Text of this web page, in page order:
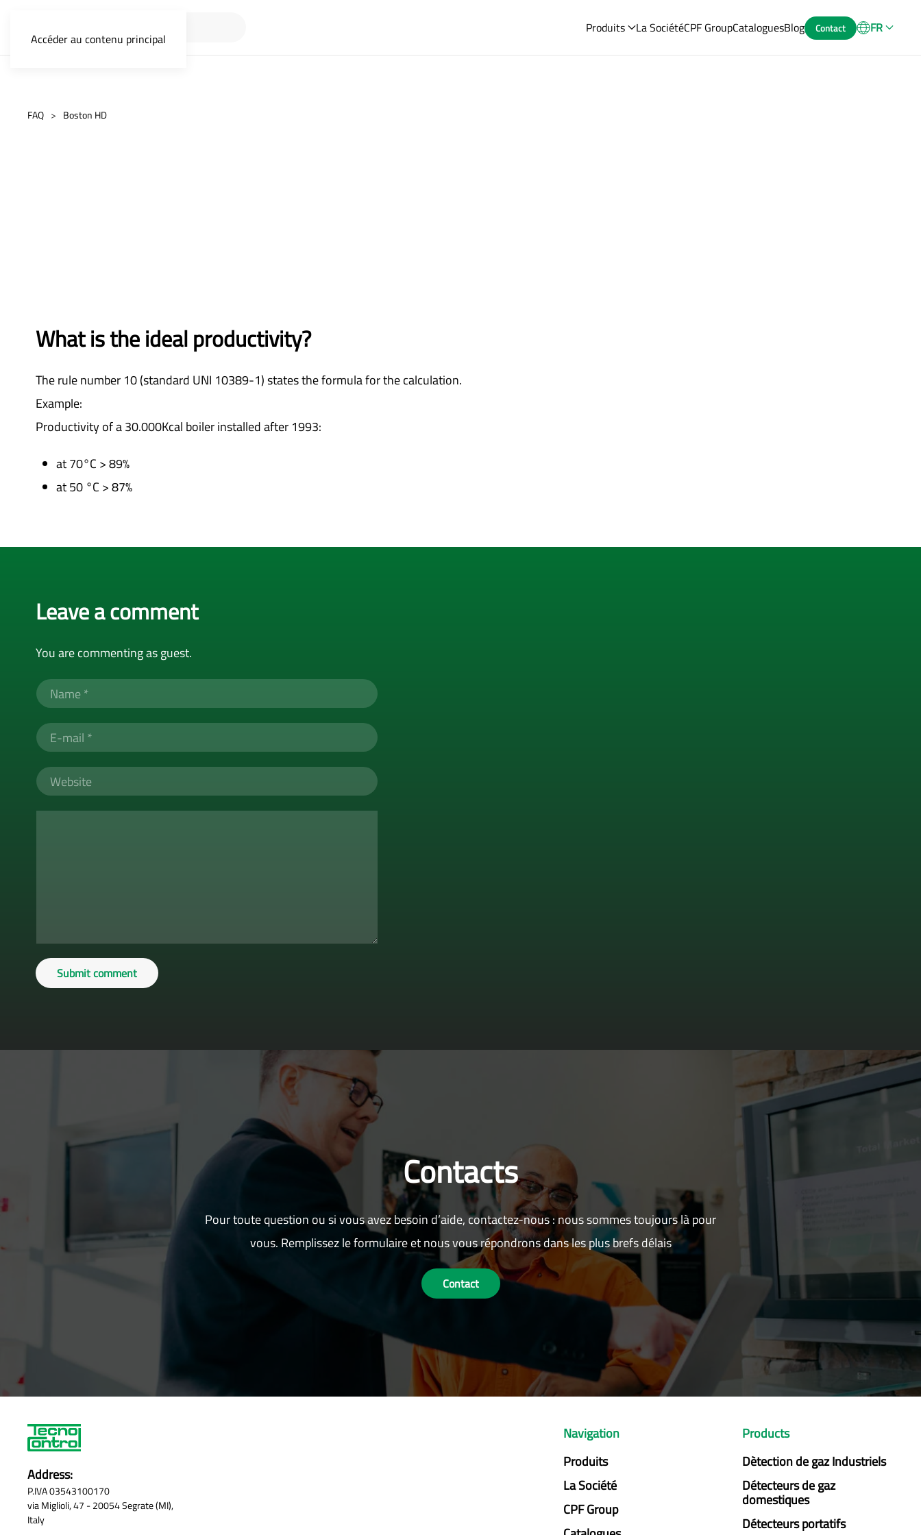
Accéder au contenu principal
Produits La SociétéCPF GroupCataloguesBlog Contact FR
FAQ Boston HD
What is the ideal productivity?
The rule number 10 (standard UNI 10389-1) states the formula for the calculation.
Example:
Productivity of a 30.000Kcal boiler installed after 1993:
at 70°C > 89%
at 50 °C > 87%
Leave a comment
You are commenting as guest.
Submit comment
Contacts
Pour toute question ou si vous avez besoin d’aide, contactez-nous : nous sommes toujours là pour
vous. Remplissez le formulaire et nous vous répondrons dans les plus brefs délais
Contact
Address:
P.IVA 03543100170
via Miglioli, 47 - 20054 Segrate (MI),
Italy
Navigation
Produits
La Société
CPF Group
Products
Dètection de gaz Industriels
Détecteurs de gaz
domestiques
Détecteurs portatifs